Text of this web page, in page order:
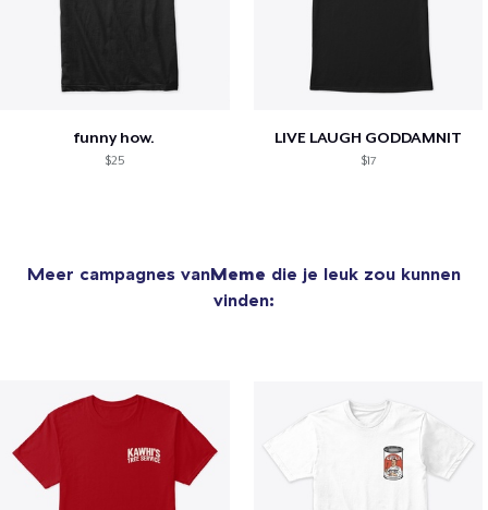
funny how.
$25
LIVE LAUGH GODDAMNIT
$17
Meer campagnes vanMeme die je leuk zou kunnen
vinden: